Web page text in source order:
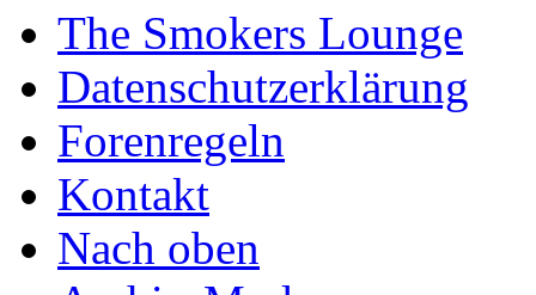
The Smokers Lounge
Datenschutzerklärung
Forenregeln
Kontakt
Nach oben